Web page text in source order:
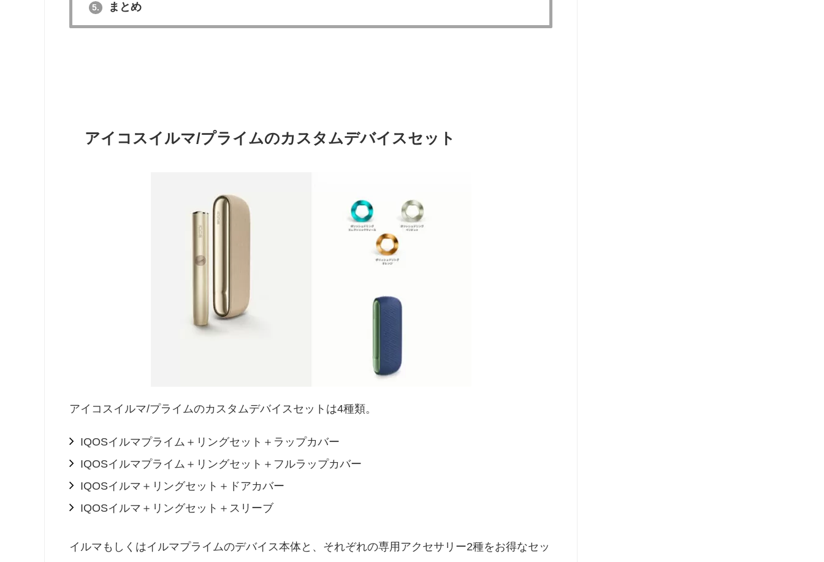
5. まとめ
アイコスイルマ/プライムのカスタムデバイスセット
アイコスイルマ/プライムのカスタムデバイスセットは4種類。
IQOSイルマプライム＋リングセット＋ラップカバー
IQOSイルマプライム＋リングセット＋フルラップカバー
IQOSイルマ＋リングセット＋ドアカバー
IQOSイルマ＋リングセット＋スリーブ
イルマもしくはイルマプライムのデバイス本体と、それぞれの専用アクセサリー2種をお得なセッ